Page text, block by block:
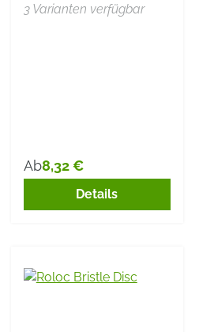
3 Varianten verfügbar
Regulärer Preis:
Ab8,32 €
Details